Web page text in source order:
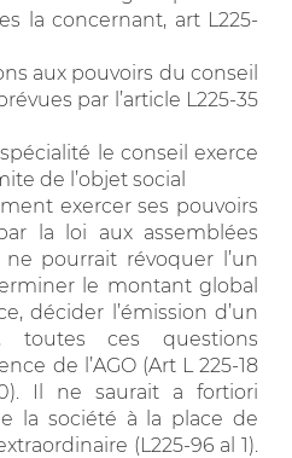
la concernant, art L225-
aux pouvoirs du conseil
par l’article L225-35
le conseil exerce
de l’objet social
exercer ses pouvoirs
la loi aux assemblées
ne pourrait révoquer l’un
le montant global
décider l’émission d’un
toutes ces questions
de l’AGO (Art L 225-18
Il ne saurait a fortiori
la société à la place de
(L225-96 al 1).